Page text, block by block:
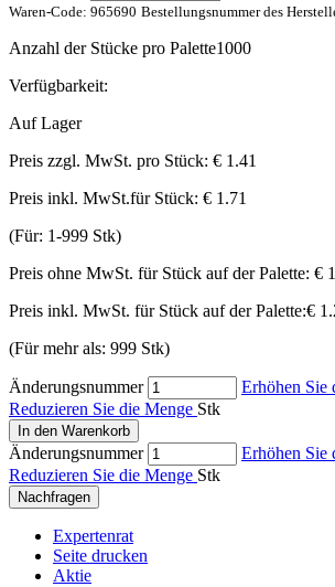
Waren-Code: 965690 Bestellungsnummer des
Anzahl der Stücke pro Palette1000
Verfügbarkeit:
Auf Lager
Preis zzgl. MwSt. pro Stück: € 1.41
Preis inkl. MwSt.für Stück: € 1.71
(Für: 1-999 Stk)
Preis ohne MwSt. für Stück auf der Palette: €
Preis inkl. MwSt. für Stück auf der Palette:€
(Für mehr als: 999 Stk)
Änderungsnummer
Erhöhen Sie
Reduzieren Sie die Menge Stk
In den Warenkorb
Änderungsnummer
Erhöhen Sie
Reduzieren Sie die Menge Stk
Nachfragen
Expertenrat
Seite drucken
Aktie